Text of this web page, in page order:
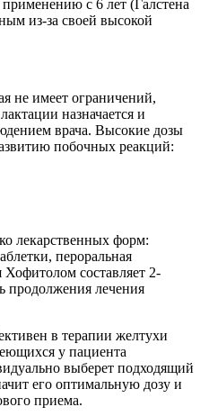
с 6 лет (Галстена
из-за своей высокой
не имеет ограничений,
назначается и
врача. Высокие дозы
побочных реакций:
лекарственных форм:
пероральная
Хофитолом составляет 2-
продолжения лечения
в терапии желтухи
у пациента
выберет подходящий
его оптимальную дозу и
приема.